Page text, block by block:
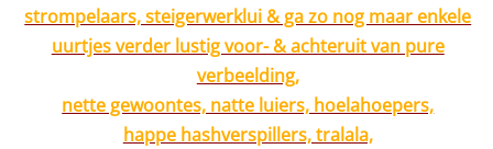
strompelaars, steigerwerklui & ga zo nog maar enkele
uurtjes verder lustig voor- & achteruit van pure
verbeelding,
nette gewoontes, natte luiers, hoelahoepers,
happe hashverspillers, tralala,